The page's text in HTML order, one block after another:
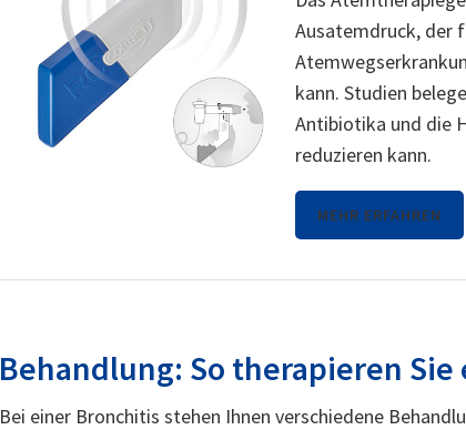
Ausatemdruck, der
kann. Studien
Antibiotika und die
reduzieren kann.
MEHR ERFAHREN
Behandlung: So therapieren
Bei einer Bronchitis stehen Ihnen verschiedene